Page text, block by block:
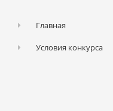
Главная
Условия конкурса